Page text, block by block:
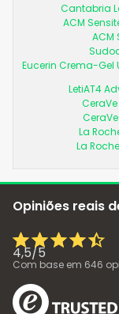
Cantabria
ACM
ACM
Eucerin Crema-Gel
LetiAT4
La
La
Opiniões reais
4,5/5
Com base em 646